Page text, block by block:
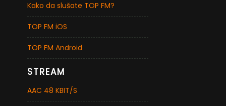
Kako da slušate TOP FM?
TOP FM iOS
TOP FM Android
STREAM
AAC 48 KBIT/S